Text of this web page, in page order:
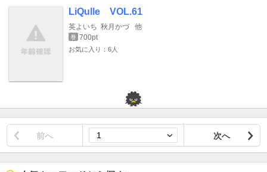
LiQulle VOL.61
英よいち 秋月かづ 他
巻 700pt
お気に入り：6人
前へ 次へ